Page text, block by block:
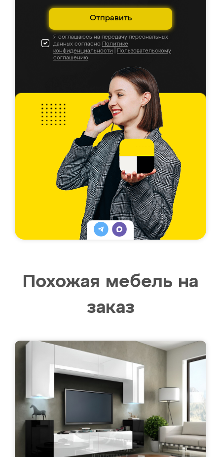
Отправить
Я соглашаюсь на передачу персональных
данных согласно Политике
конфиденциальности
Пользовательскому
соглашению
Похожая мебель на
заказ